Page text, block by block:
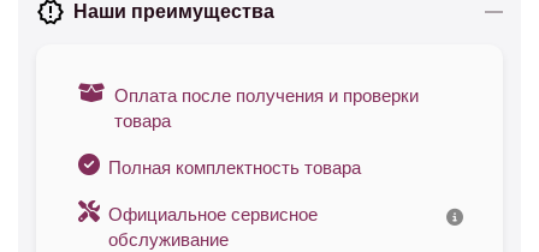
Наши преимущества
Оплата после получения и проверки
товара
Полная комплектность товара
Официальное сервисное
обслуживание